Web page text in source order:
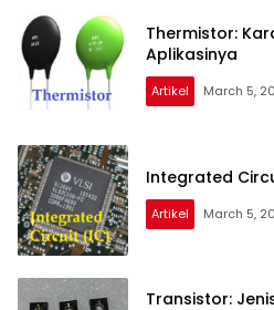
Thermistor:
Aplikasinya
Artikel March 5,
Integrated
Artikel March 5,
Transistor: